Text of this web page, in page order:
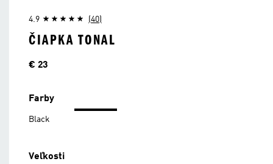
4.9 (40)
ČIAPKA TONAL
Cena
€ 23
Farby
Black
Veľkosti